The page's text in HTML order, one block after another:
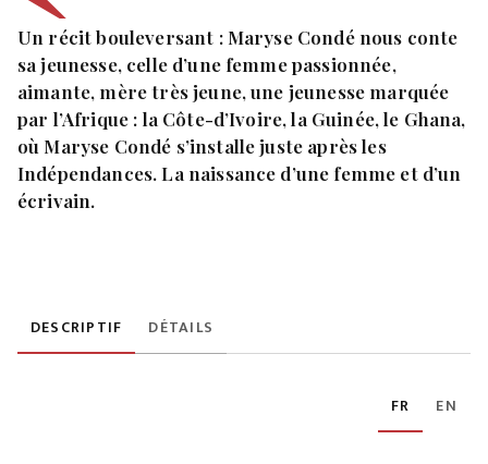
Un récit bouleversant : Maryse Condé nous conte
sa jeunesse, celle d’une femme passionnée,
aimante, mère très jeune, une jeunesse marquée
par l’Afrique : la Côte-d’Ivoire, la Guinée, le Ghana,
où Maryse Condé s’installe juste après les
Indépendances. La naissance d’une femme et d’un
écrivain.
DESCRIPTIF DÉTAILS
FR EN